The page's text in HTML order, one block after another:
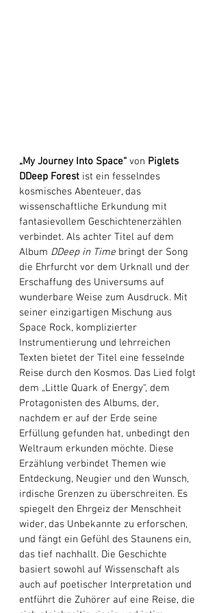
„My Journey Into Space“ von Piglets
DDeep Forest ist ein fesselndes
kosmisches Abenteuer, das
wissenschaftliche Erkundung mit
fantasievollem Geschichtenerzählen
verbindet. Als achter Titel auf dem
Album DDeep in Time bringt der Song
die Ehrfurcht vor dem Urknall und der
Erschaffung des Universums auf
wunderbare Weise zum Ausdruck. Mit
seiner einzigartigen Mischung aus
Space Rock, komplizierter
Instrumentierung und lehrreichen
Texten bietet der Titel eine fesselnde
Reise durch den Kosmos. Das Lied folgt
dem „Little Quark of Energy“, dem
Protagonisten des Albums, der,
nachdem er auf der Erde seine
Erfüllung gefunden hat, unbedingt den
Weltraum erkunden möchte. Diese
Erzählung verbindet Themen wie
Entdeckung, Neugier und den Wunsch,
irdische Grenzen zu überschreiten. Es
spiegelt den Ehrgeiz der Menschheit
wider, das Unbekannte zu erforschen,
und fängt ein Gefühl des Staunens ein,
das tief nachhallt. Die Geschichte
basiert sowohl auf Wissenschaft als
auch auf poetischer Interpretation und
entführt die Zuhörer auf eine Reise, die